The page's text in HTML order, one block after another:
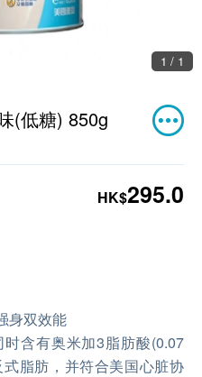
1 / 1
(低糖) 850g
HK$295.0
身双效能
含有奥米加3脂肪酸(0.07
脂肪，并符合美国心脏协